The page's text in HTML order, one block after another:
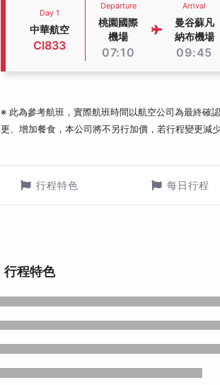
Day 1
中華航空
CI833
Departure
桃園國際
機場
07:10
Arrival
曼谷蘇凡
納布機場
09:45
※ 此為參考航班，實際航班時間以航空公司為最終確
更、增加餐食，本公司將不另行加價，若行程變更減
行程特色 每日行程
行程特色